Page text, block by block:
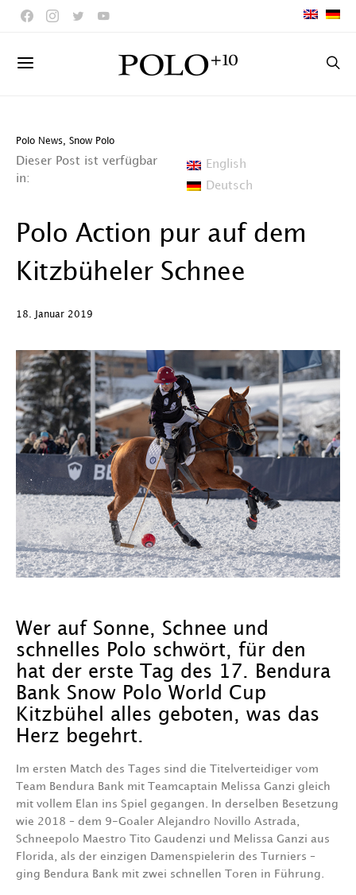
Polo News Snow Polo
Dieser Post ist verfügbar
in:
English
Deutsch
Polo Action pur auf dem
Kitzbüheler Schnee
18. Januar 2019
Wer auf Sonne, Schnee und
schnelles Polo schwört, für den
hat der erste Tag des 17. Bendura
Bank Snow Polo World Cup
Kitzbühel alles geboten, was das
Herz begehrt.
Im ersten Match des Tages sind die Titelverteidiger vom
Team Bendura Bank mit Teamcaptain Melissa Ganzi gleich
mit vollem Elan ins Spiel gegangen. In derselben Besetzung
wie 2018 – dem 9-Goaler Alejandro Novillo Astrada,
Schneepolo Maestro Tito Gaudenzi und Melissa Ganzi aus
Florida, als der einzigen Damenspielerin des Turniers –
ging Bendura Bank mit zwei schnellen Toren in Führung.